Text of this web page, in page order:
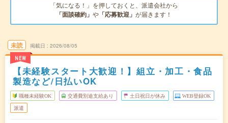
「気になる！」を押しておくと、派遣会社から
「面談確約」 や 「応募歓迎」 が届きます！
未読
NEW
掲載日 2026/08/05
【未経験スタート大歓迎！】組立・加工・食品
製造など/日払いOK
職種未経験OK 交通費別途支給あり 土日祝日が休み WEB登録OK
派遣